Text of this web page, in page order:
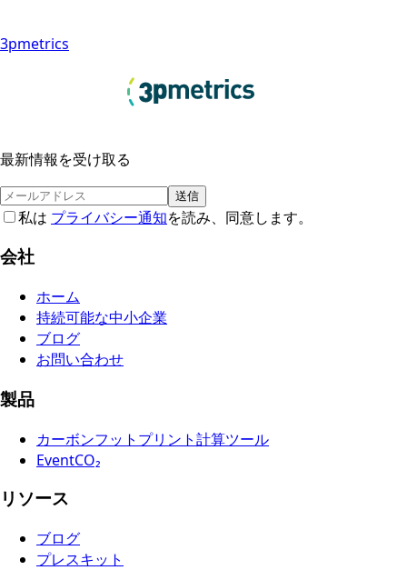
3pmetrics
最新情報を受け取る
送信
私は プライバシー通知を読み、同意します。
会社
ホーム
持続可能な中小企業
ブログ
お問い合わせ
製品
カーボンフットプリント計算ツール
EventCO₂
リソース
ブログ
プレスキット